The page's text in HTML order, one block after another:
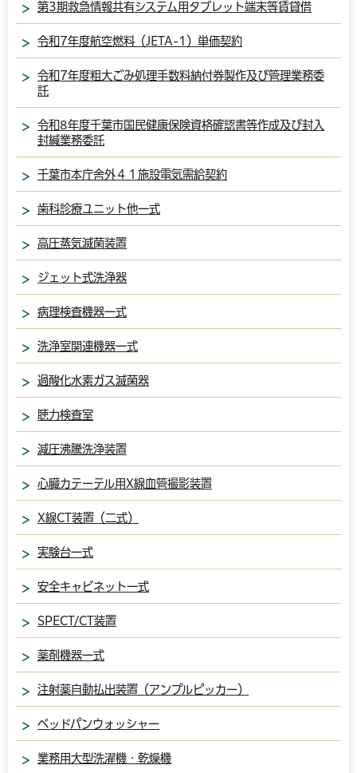
第3期救急情報共有システム用タブレット端末等賃貸借
令和7年度航空燃料（JETA-1）単価契約
令和7年度粗大ごみ処理手数料納付券製作及び管理業務委
託
令和8年度千葉市国民健康保険資格確認書等作成及び封入
封緘業務委託
千葉市本庁舎外４１施設電気需給契約
歯科診療ユニット他一式
高圧蒸気滅菌装置
ジェット式洗浄器
病理検査機器一式
洗浄室関連機器一式
過酸化水素ガス滅菌器
聴力検査室
減圧沸騰洗浄装置
心臓カテーテル用X線血管撮影装置
X線CT装置（二式）
実験台一式
安全キャビネット一式
SPECT/CT装置
薬剤機器一式
注射薬自動払出装置（アンプルピッカー）
ベッドパンウォッシャー
業務用大型洗濯機・乾燥機